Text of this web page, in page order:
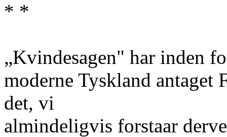
* *
„Kvindesagen" har inden
moderne Tyskland antaget
det, vi
almindeligvis forstaar